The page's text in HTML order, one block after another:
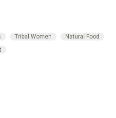
Tribal Women
Natural Food